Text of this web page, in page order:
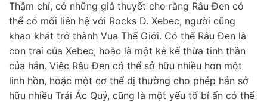
Thậm chí, có những giả thuyết cho rằng Râu Đen có
thể có mối liên hệ với Rocks D. Xebec, người cũng
khao khát trở thành Vua Thế Giới. Có thể Râu Đen là
con trai của Xebec, hoặc là một kẻ kế thừa tinh thần
của hắn. Việc Râu Đen có thể sở hữu nhiều hơn một
linh hồn, hoặc một cơ thể dị thường cho phép hắn sở
hữu nhiều Trái Ác Quỷ, cũng là một yếu tố bí ẩn có thể